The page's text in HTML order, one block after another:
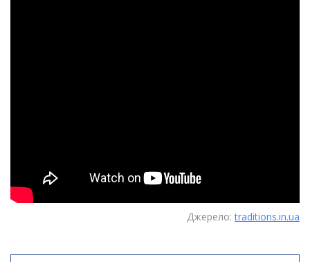
Джерело:traditions.in.ua